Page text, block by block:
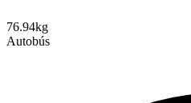
76.94kg
Autobús